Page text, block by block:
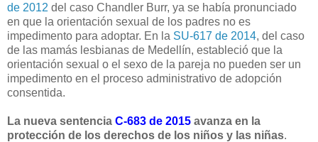
de 2012 del caso Chandler Burr, ya se había pronunciado
en que la orientación sexual de los padres no es
impedimento para adoptar. En la SU-617 de 2014, del caso
de las mamás lesbianas de Medellín, estableció que la
orientación sexual o el sexo de la pareja no pueden ser un
impedimento en el proceso administrativo de adopción
consentida.
La nueva sentencia C-683 de 2015 avanza en la
protección de los derechos de los niños y las niñas.